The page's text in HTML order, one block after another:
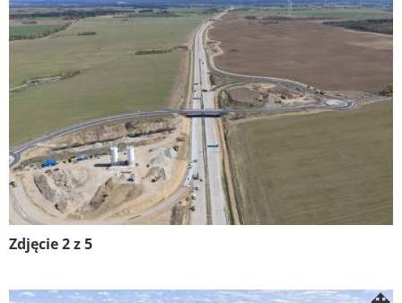
Zdjęcie 2 z 5